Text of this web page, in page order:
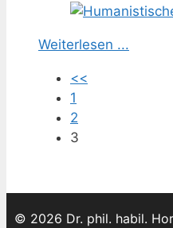
Weiterlesen ...
<<
1
2
3
© 2026 Dr. phil. habil.